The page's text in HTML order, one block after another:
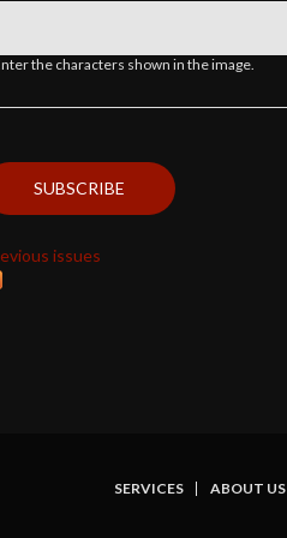
the characters shown in the image.
issues
SERVICES ABOUT US